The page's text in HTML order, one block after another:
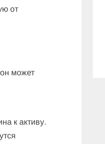
от
может
к активу.